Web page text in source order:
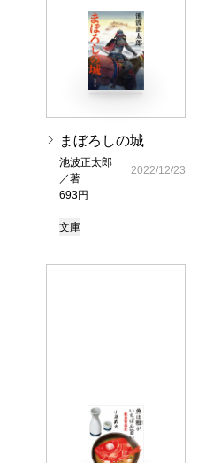
まぼろしの城
池波正太郎
／著
693円
2022/12/23
文庫